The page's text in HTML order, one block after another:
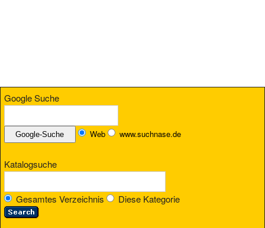
Google Suche
Web www.suchnase.de
Katalogsuche
Gesamtes Verzeichnis Diese Kategorie